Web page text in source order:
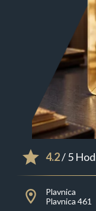
4.2/ 5
Plavnica
Plavnica 461